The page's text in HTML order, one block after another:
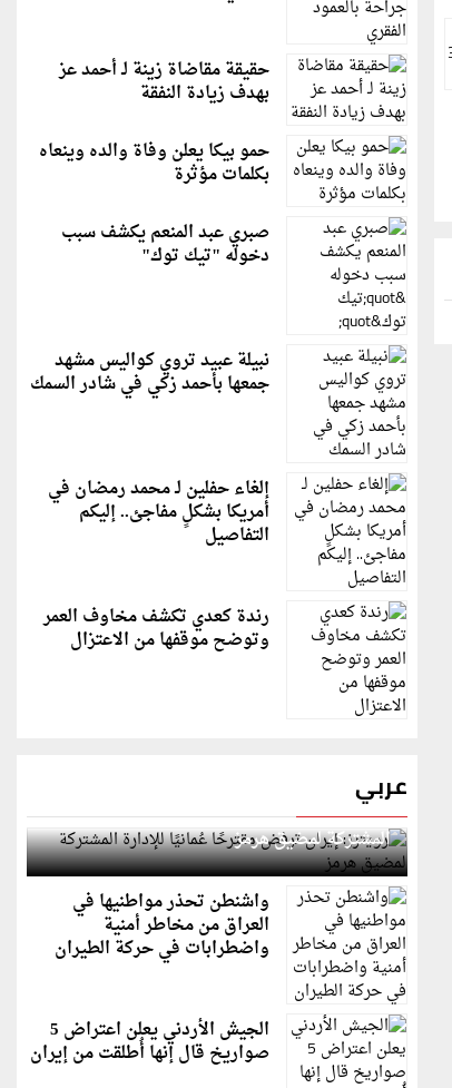
حقيقة مقاضاة زينة لـ أحمد عز
بهدف زيادة النفقة
حمو بيكا يعلن وفاة والده وينعاه
بكلمات مؤثرة
صبري عبد المنعم يكشف سبب
دخوله "تيك توك"
نبيلة عبيد تروي كواليس مشهد
جمعها بأحمد زكي في شادر السمك
إلغاء حفلين لـ محمد رمضان في
أمريكا بشكلٍ مفاجئ.. إليكم
التفاصيل
رندة كعدي تكشف مخاوف العمر
وتوضح موقفها من الاعتزال
عربي
رويترز: إيران ترفض مقترحًا عُمانيًا للإدارة
المشتركة لمضيق هرمز
واشنطن تحذر مواطنيها في
العراق من مخاطر أمنية
واضطرابات في حركة الطيران
الجيش الأردني يعلن اعتراض 5
صواريخ قال إنها أُطلقت من إيران